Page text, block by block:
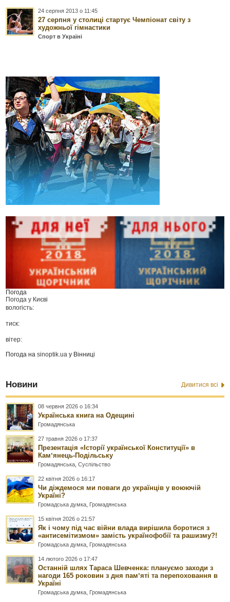
24 серпня 2013 о 11:45
27 серпня у столиці стартує Чемпіонат світу з
художньої гімнастики
Спорт в Україні
Погода
Погода у Києві
вологість:
тиск:
вітер:
Погода наsinoptik.ua у Вінниці
Новини Дивитися всі
08 червня 2026 о 16:34
Українська книга на Одещині
Громадянська
27 травня 2026 о 17:37
Презентація «Історії української Конституції» в
Камʼянець-Подільську
Громадянська ,Суспільство
22 квітня 2026 о 16:17
Чи діждемося ми поваги до українців у воюючій
Україні?
Громадська думка Громадянська
15 квітня 2026 о 21:57
Як і чому під час війни влада вирішила боротися з
«антисемітизмом» замість українофобії та рашизму?!
Громадська думка Громадянська
14 лютого 2026 о 17:47
Останній шлях Тараса Шевченка: плануємо заходи з
нагоди 165 роковин з дня памʼяті та перепоховання в
Україні
Громадська думка Громадянська